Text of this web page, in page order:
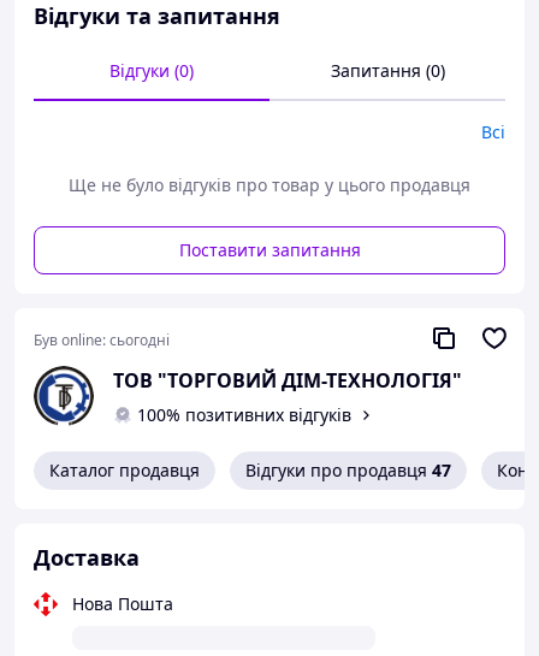
Відгуки та запитання
Відгуки (0) Запитання (0)
Всі
Ще не було відгуків про товар у цього продавця
Поставити запитання
Був online:сьогодні
ТОВ "ТОРГОВИЙ ДІМ-ТЕХНОЛОГІЯ"
100% позитивних відгуків
Каталог продавця Відгуки про продавця 47
Доставка
Нова Пошта